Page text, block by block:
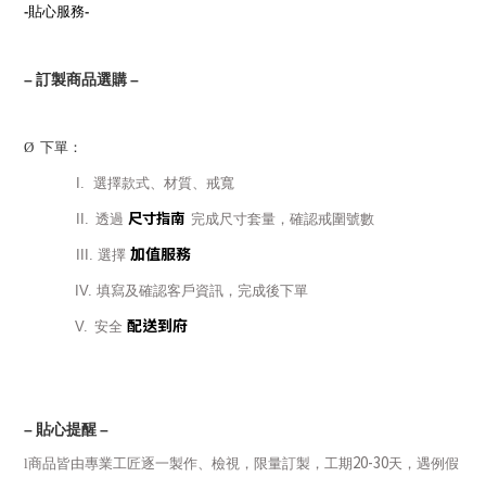
-貼心服務-
–訂製商品選購–
Ø 下單：
I. 選擇款式、材質、戒寬
II. 透過 尺寸指南 完成尺寸套量，確認戒圍號數
III. 選擇 加值服務
IV. 填寫及確認客戶資訊，完成後下單
V. 安全配送到府
– 貼心提醒–
l商品皆由專業工匠逐一製作、檢視，限量訂製，工期20-30天，遇例假